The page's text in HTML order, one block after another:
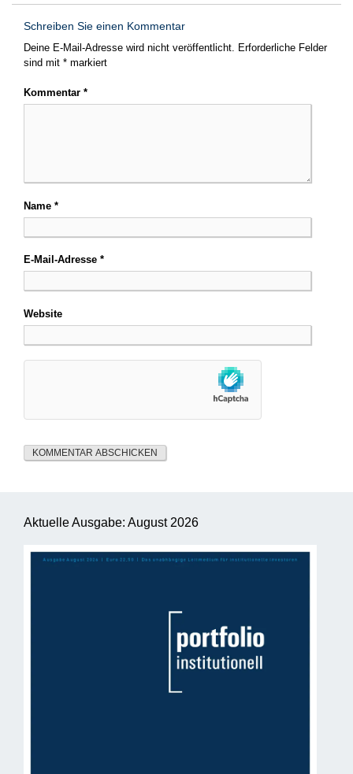
Schreiben Sie einen Kommentar
Deine E-Mail-Adresse wird nicht veröffentlicht. Erforderliche Felder
sind mit * markiert
Kommentar *
Name *
E-Mail-Adresse *
Website
Aktuelle Ausgabe: August 2026